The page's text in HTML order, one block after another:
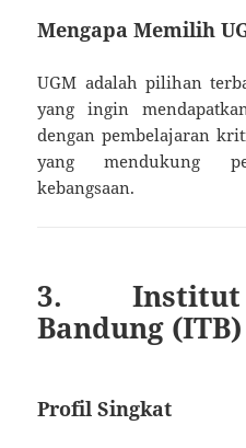
Mengapa Memilih
UGM adalah pilihan
yang ingin
dengan pembelajaran
yang mendukung
kebangsaan.
3. Institut
Bandung (ITB)
Profil Singkat